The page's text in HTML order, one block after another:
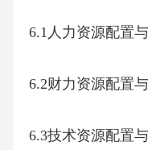
6.1人力资源配置
6.2财力资源配置
6.3技术资源配置